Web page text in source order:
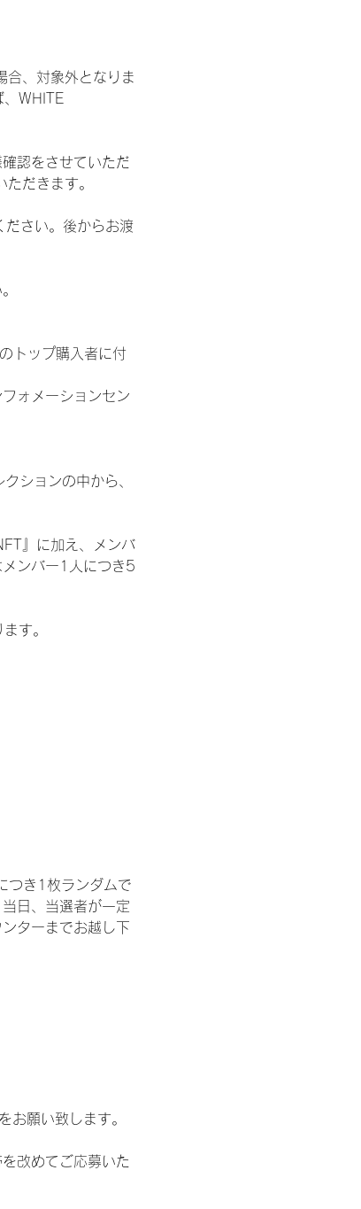
合、対象外となりま
、WHITE
認をさせていただ
だきます。
ださい。後からお渡
トップ購入者に付
ォメーションセン
ションの中から、
』に加え、メンバ
ンバー1人につき5
す。
つき1枚ランダムで
日、当選者が一定
ターまでお越し下
お願い致します。
改めてご応募いた